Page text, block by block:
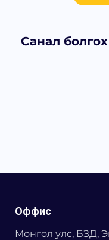
Санал
Оффис
Монгол улс, БЗД,